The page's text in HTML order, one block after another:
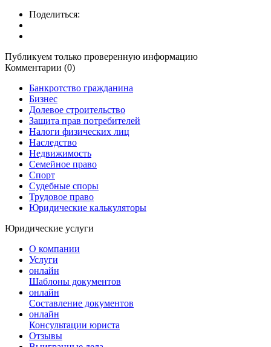
Поделиться:
Публикуем только проверенную информацию
Комментарии (0)
Банкротство гражданина
Бизнес
Долевое строительство
Защита прав потребителей
Налоги физических лиц
Наследство
Недвижимость
Семейное право
Спорт
Судебные споры
Трудовое право
Юридические калькуляторы
Юридические услуги
О компании
Услуги
онлайн
Шаблоны документов
онлайн
Составление документов
онлайн
Консультации юриста
Отзывы